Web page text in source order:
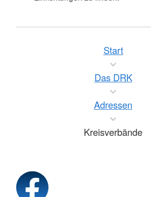
Start
Das DRK
Adressen
Kreisverbände